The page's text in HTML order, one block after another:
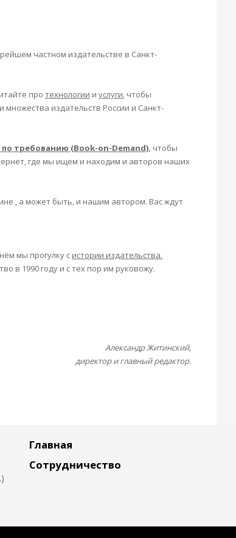
частном издательстве в Санкт-
про технологии и услуги , чтобы
множества издательств России и Санкт-
по требованию (Book-on-Demand), чтобы
где мы ищем и находим и авторов наших
, а может быть, и нашим автором. Вас ждут
мы прогулку с истории издательства.
в 1990 году и с тех пор им руковожу.
Александр Житинский,
директор и главный редактор.
Главная
Сотрудничество